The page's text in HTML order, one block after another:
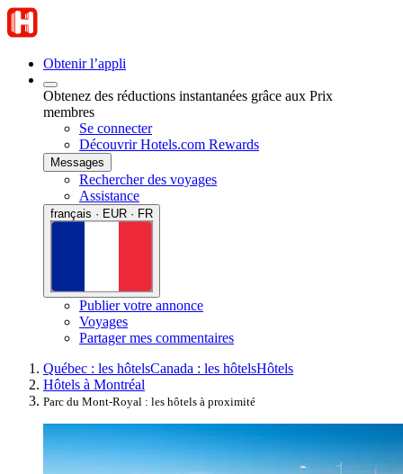
Obtenir l’appli
Obtenez des réductions instantanées grâce aux Prix
membres
Se connecter
Découvrir Hotels.com Rewards
Messages
Rechercher des voyages
Assistance
français · EUR · FR
Publier votre annonce
Voyages
Partager mes commentaires
Québec : les hôtelsCanada : les hôtelsHôtels
Hôtels à Montréal
Parc du Mont-Royal : les hôtels à proximité